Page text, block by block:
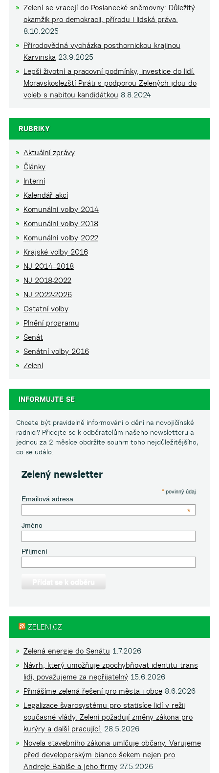
Zelení se vracejí do Poslanecké sněmovny: Důležitý
okamžik pro demokracii, přírodu i lidská práva.
8.10.2025
Přírodovědná vycházka posthornickou krajinou
Karvinska 23.9.2025
Lepší životní a pracovní podmínky, investice do lidí.
Moravskoslezští Piráti s podporou Zelených jdou do
voleb s nabitou kandidátkou 8.8.2024
RUBRIKY
Aktuální zprávy
Články
Interní
Kalendář akcí
Komunální volby 2014
Komunální volby 2018
Komunální volby 2022
Krajské volby 2016
NJ 2014–2018
NJ 2018-2022
NJ 2022-2026
Ostatní volby
Plnění programu
Senát
Senátní volby 2016
Zelení
INFORMUJTE SE
Chcete být pravidelně informováni o dění na novojičínské
radnici? Přidejte se k odběratelům našeho newsletteru a
jednou za 2 měsíce obdržíte souhrn toho nejdůležitějšího,
co se událo.
Zelený newsletter
* povinný údaj
Emailová adresa
*
Jméno
Příjmení
ZELENI.CZ
Zelená energie do Senátu 1.7.2026
Návrh, který umožňuje zpochybňovat identitu trans
lidí, považujeme za nepřijatelný 15.6.2026
Přinášíme zelená řešení pro města i obce 8.6.2026
Legalizace švarcsystému pro statisíce lidí v režii
současné vlády. Zelení požadují změny zákona pro
kurýry a další pracující. 28.5.2026
Novela stavebního zákona umlčuje občany. Varujeme
před developerským bianco šekem nejen pro
Andreje Babiše a jeho firmy 27.5.2026